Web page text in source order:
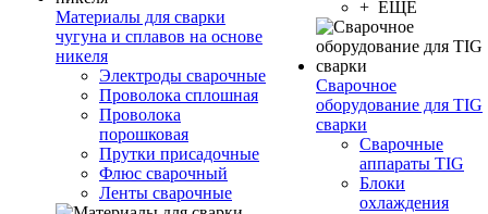
Материалы для сварки
чугуна и сплавов на основе
никеля
Электроды сварочные
Проволока сплошная
Проволока
порошковая
Прутки присадочные
Флюс сварочный
Ленты сварочные
+ ЕЩЕ
Сварочное
оборудование для TIG
сварки
Сварочные
аппараты TIG
Блоки
охлаждения